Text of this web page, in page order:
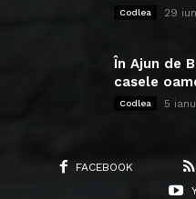
Codlea 29
În Ajun de
casele
Codlea 5
FACEBOOK